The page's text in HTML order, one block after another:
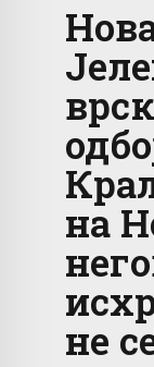
на
не